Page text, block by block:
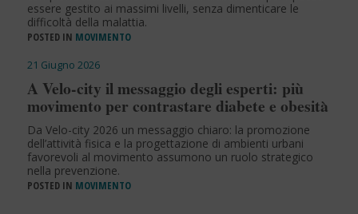
essere gestito ai massimi livelli, senza dimenticare le
difficoltà della malattia.
POSTED IN MOVIMENTO
21 Giugno 2026
A Velo-city il messaggio degli esperti: più
movimento per contrastare diabete e obesità
Da Velo-city 2026 un messaggio chiaro: la promozione
dell’attività fisica e la progettazione di ambienti urbani
favorevoli al movimento assumono un ruolo strategico
nella prevenzione.
POSTED IN MOVIMENTO